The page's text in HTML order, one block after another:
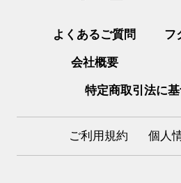
よくあるご質問 フ
会社概要
特定商取引法に
ご利用規約 個人